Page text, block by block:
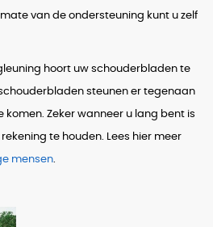
van de ondersteuning kunt u zelf
hoort uw schouderbladen te
steunen er tegenaan
komen. Zeker wanneer u lang bent is
te houden. Lees hier meer
mensen.